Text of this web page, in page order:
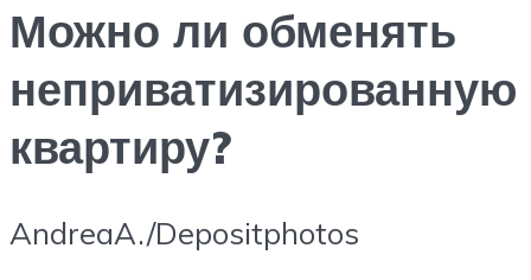
Можно ли обменять
неприватизированную
квартиру?
AndreaA./Depositphotos